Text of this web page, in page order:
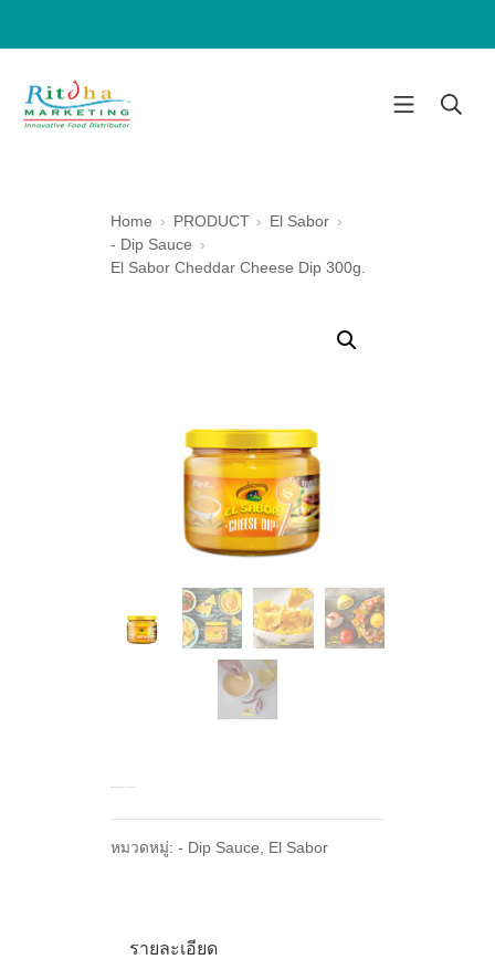
Home PRODUCT
El Sabor
- Dip Sauce
El Sabor Cheddar Cheese Dip 300g.
หมวดหมู่: - Dip Sauce, El Sabor
รายละเอียด